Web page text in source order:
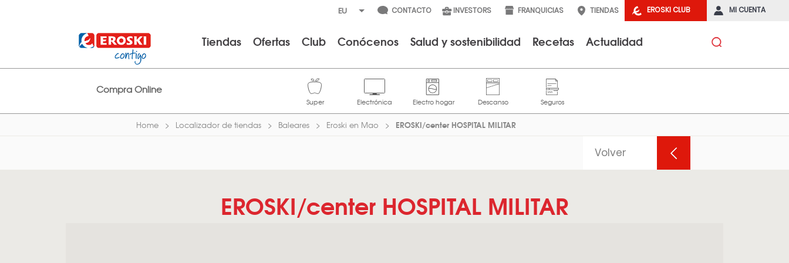
EROSKI CLUB MI CUENTA
CONTACTO INVESTORS FRANQUICIAS TIENDAS
Tiendas Ofertas Club Conócenos Salud y sostenibilidad Recetas Actualidad
Compra Online
Home Localizador de tiendas Baleares Eroski en Mao EROSKI/center HOSPITAL MILITAR
Volver
EROSKI/center HOSPITAL MILITAR